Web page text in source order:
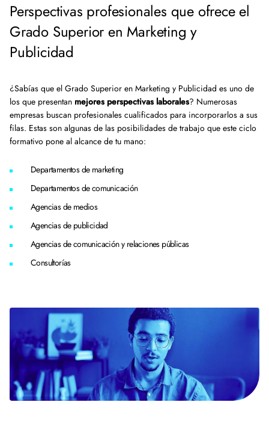
Perspectivas profesionales que ofrece el
Grado Superior en Marketing y
Publicidad
¿Sabías que el Grado Superior en Marketing y Publicidad es uno de
los que presentan mejores perspectivas laborales? Numerosas
empresas buscan profesionales cualificados para incorporarlos a sus
filas. Estas son algunas de las posibilidades de trabajo que este ciclo
formativo pone al alcance de tu mano:
Departamentos de marketing
Departamentos de comunicación
Agencias de medios
Agencias de publicidad
Agencias de comunicación y relaciones públicas
Consultorías